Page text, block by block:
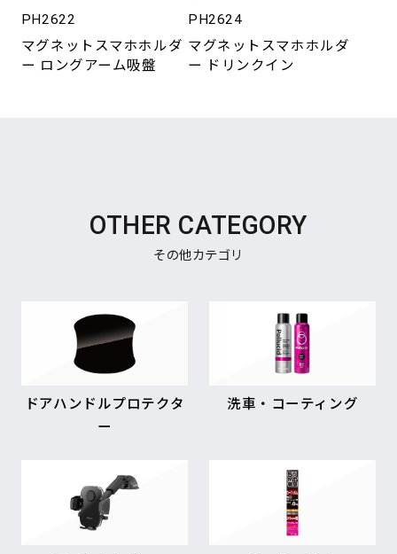
PH2622
マグネットスマホホルダ
ー ロングアーム吸盤
PH2624
マグネットスマホホルダ
ー ドリンクイン
OTHER CATEGORY
その他カテゴリ
ドアハンドルプロテクタ
ー
洗車・コーティング